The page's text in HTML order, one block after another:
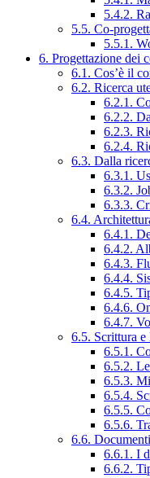
5.4.2.
5.5. Co-
5.5.1.
6. Progettazione dei
6.1. Cos’è il
6.2. Ricerca
6.2.1.
6.2.2.
6.2.3.
6.2.4.
6.3. Dalla
6.3.1.
6.3.2.
6.3.3.
6.4.
6.4.1.
6.4.2.
6.4.3.
6.4.4.
6.4.5.
6.4.6.
6.4.7.
6.5. Scrittura
6.5.1.
6.5.2.
6.5.3.
6.5.4.
6.5.5.
6.5.6.
6.6. Documenti
6.6.1. I
6.6.2.